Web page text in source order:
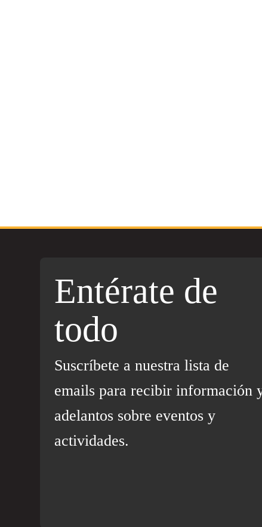
Entérate de
todo
Suscríbete a nuestra lista de
emails para recibir información
adelantos sobre eventos y
actividades.